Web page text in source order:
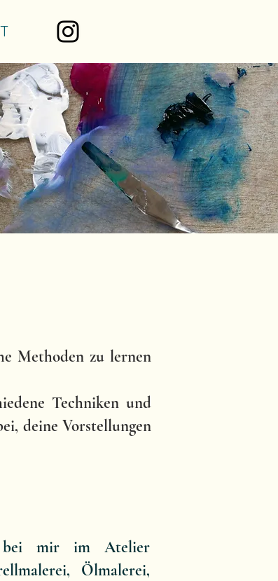
Methoden zu lernen
Techniken und
deine Vorstellungen
bei mir im Atelier
Ölmalerei,